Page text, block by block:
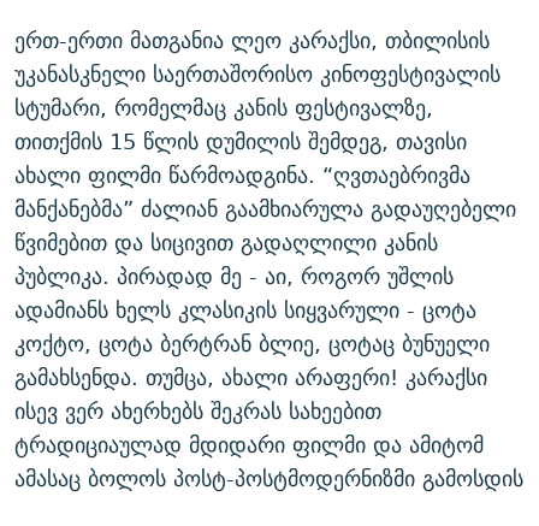
ერთ-ერთი მათგანია ლეო კარაქსი, თბილისის
უკანასკნელი საერთაშორისო კინოფესტივალის
სტუმარი, რომელმაც კანის ფესტივალზე,
თითქმის 15 წლის დუმილის შემდეგ, თავისი
ახალი ფილმი წარმოადგინა. “ღვთაებრივმა
მანქანებმა” ძალიან გაამხიარულა გადაუღებელი
წვიმებით და სიცივით გადაღლილი კანის
პუბლიკა. პირადად მე - აი, როგორ უშლის
ადამიანს ხელს კლასიკის სიყვარული - ცოტა
კოქტო, ცოტა ბერტრან ბლიე, ცოტაც ბუნუელი
გამახსენდა. თუმცა, ახალი არაფერი! კარაქსი
ისევ ვერ ახერხებს შეკრას სახეებით
ტრადიციაულად მდიდარი ფილმი და ამიტომ
ამასაც ბოლოს პოსტ-პოსტმოდერნიზმი გამოსდის